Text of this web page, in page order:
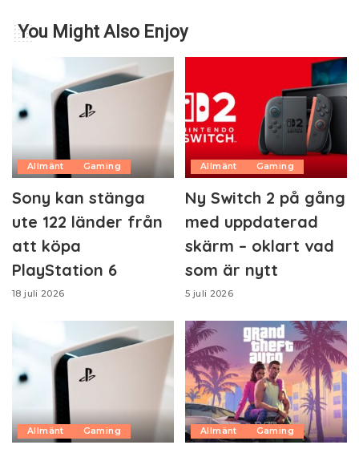
You Might Also Enjoy
Allmänt Gaming
Sony kan stänga
ute 122 länder från
att köpa
PlayStation 6
18 juli 2026
Allmänt Gaming
Ny Switch 2 på gång
med uppdaterad
skärm – oklart vad
som är nytt
5 juli 2026
Allmänt Gaming Allmänt Gaming